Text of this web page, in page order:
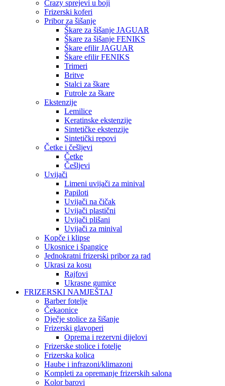
Crazy sprejevi u boji
Frizerski koferi
Pribor za šišanje
Škare za šišanje JAGUAR
Škare za šišanje FENIKS
Škare efilir JAGUAR
Škare efilir FENIKS
Trimeri
Britve
Stalci za škare
Futrole za škare
Ekstenzije
Lemilice
Keratinske ekstenzije
Sintetičke ekstenzije
Sintetički repovi
Četke i češljevi
Četke
Češljevi
Uvijači
Limeni uvijači za minival
Papiloti
Uvijači na čičak
Uvijači plastični
Uvijači plišani
Uvijači za minival
Kopče i klipse
Ukosnice i špangice
Jednokratni frizerski pribor za rad
Ukrasi za kosu
Rajfovi
Ukrasne gumice
FRIZERSKI NAMJEŠTAJ
Barber fotelje
Čekaonice
Dječje stolice za šišanje
Frizerski glavoperi
Oprema i rezervni dijelovi
Frizerske stolice i fotelje
Frizerska kolica
Haube i infrazoni/klimazoni
Kompleti za opremanje frizerskih salona
Kolor barovi